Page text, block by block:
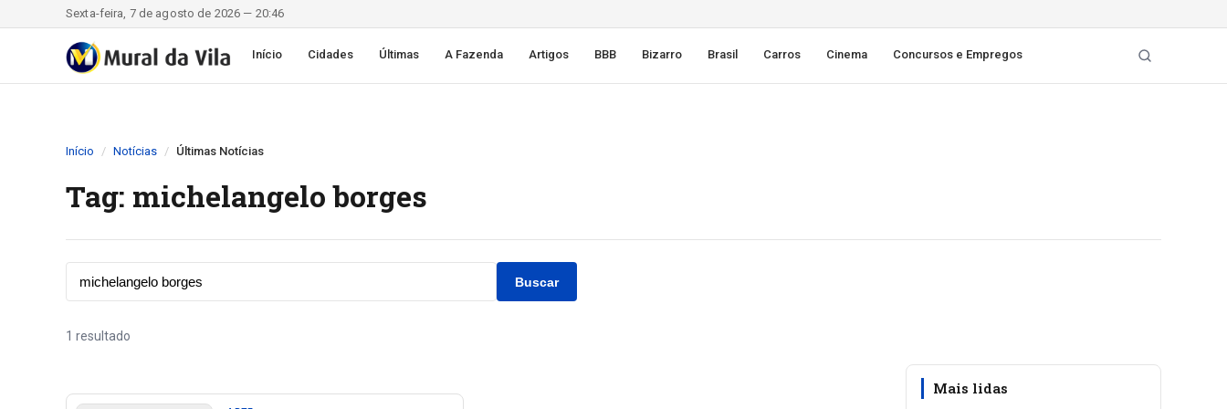
Sexta-feira, 7 de agosto de 2026 — 20:46
Início Cidades Últimas A Fazenda Artigos BBB Bizarro Brasil Carros Cinema Concursos e Empregos
Início Notícias Últimas Notícias
Tag: michelangelo borges
Buscar
1 resultado
Mais lidas